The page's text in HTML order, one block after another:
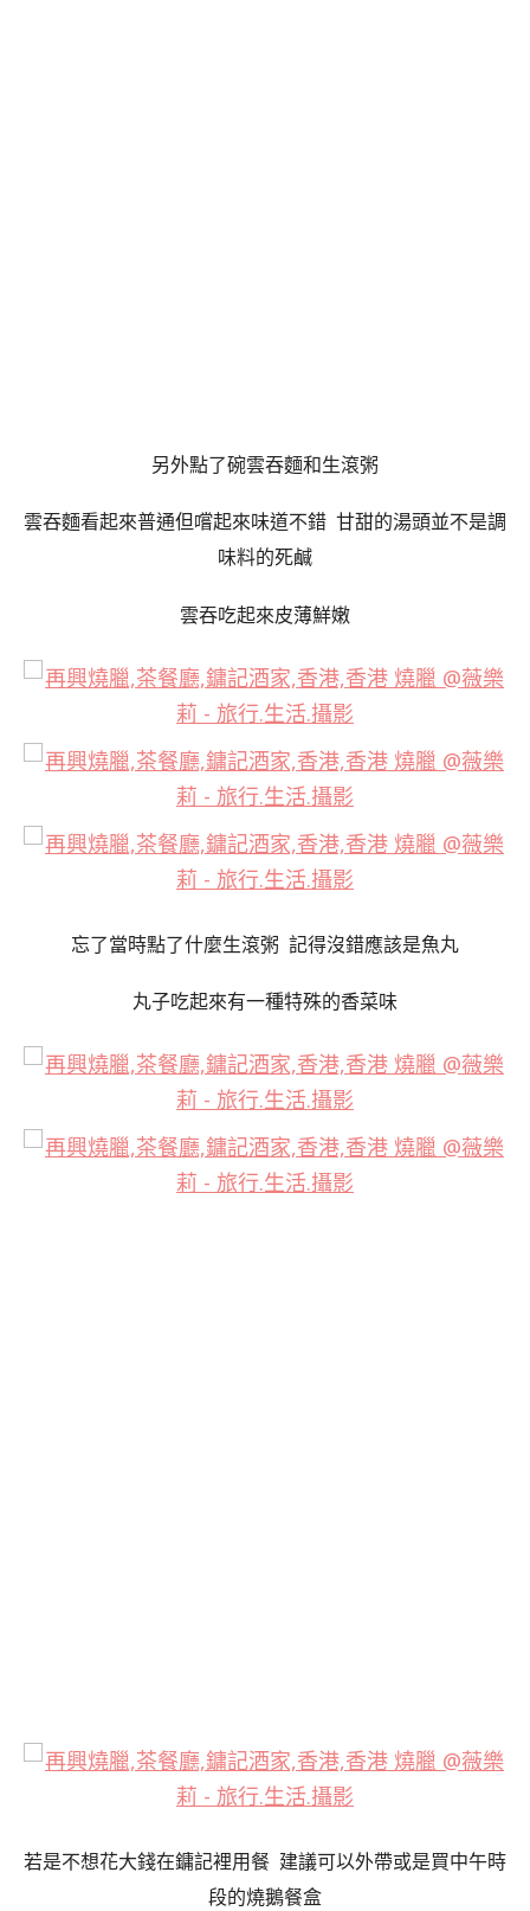
另外點了碗雲吞麵和生滾粥
雲吞麵看起來普通但嚐起來味道不錯 甘甜的湯頭並不是調
味料的死鹹
雲吞吃起來皮薄鮮嫩
忘了當時點了什麼生滾粥 記得沒錯應該是魚丸
丸子吃起來有一種特殊的香菜味
若是不想花大錢在鏞記裡用餐 建議可以外帶或是買中午時
段的燒鵝餐盒